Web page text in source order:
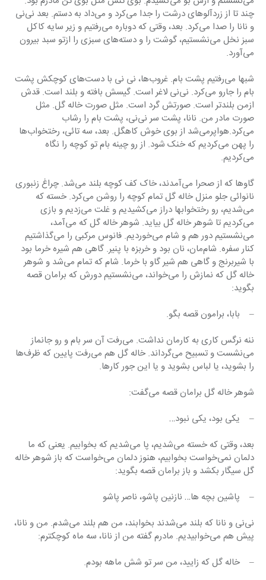
چند تا از زردآلوهای درشت را جدا می‌کرد و می‌داد به دستم. بعد نی‌نی
و نانا را صدا می‌کرد. بعد، وقتی که دوباره می‌رفتیم و زیر سایه کاکل
سبز نخل می‌نشستیم، گوشت را و دسته‌های سبزی را ازتو سبد بیرون
می‌آورد.
شبها می‌رفتیم پشت بام. غروب‌ها، نی نی با دست‌های کوچکش پشت
بام را جارو می‌کرد. نی‌نی لاغر است. گیسش بافته و بلند است. قدش
ازمن بلندتر است. صورتش گرد است. مثل صورت خاله گل. مثل
صورت مادر من. نانا، پشت سر نی‌نی، پشت بام را رشاب
می‌کرد.هواپرمی‌شد از بوی خوش کاهگل. بعد، سه تائی، رختخواب‌ها
را پهن می‌کردیم که خنک شود. از رو چینه بام تو کوچه را نگاه
می‌کردیم.
گاوها که از صحرا می‌آمدند، خاک کف کوچه بلند می‌شد. چراغ زنبوری
نانوائی جلو منزل خاله گل تمام کوچه را روشن می‌کرد. خسته که
می‌شدیم، رو رختخوابها دراز می‌کشیدیم و غلت می‌زدیم و بازی
می‌کردیم تا شوهر خاله گل بیاید. شوهر خاله گل که می‌آمد،
می‌نشستیم دور هم و شام می‌خوردیم. فانوس مرکبی را می‌گذاشتیم
کنار سفره. شام‌مان، نان بود و خربزه با پنیر. گاهی هم شیره خرما بود
با شیربرنج و گاهی هم شیر گاو با خرما. شام که تمام می‌شد و شوهر
خاله گل که نمازش را می‌خواند، می‌نشستیم دورش که برامان قصه
بگوید:
–    بابا، برامون قصه بگو.
ننه نرگس کاری به کارمان نداشت. می‌رفت آن سر بام و رو جانماز
می‌نشست و تسبیح می‌گرداند. خاله گل هم می‌رفت پایین که ظرف‌ها
را بشوید، یا لباس بشوید و یا این جور کارها.
شوهر خاله گل برامان قصه می‌گفت:
–    یکی بود، یکی نبود…
بعد، وقتی که خسته می‌شدیم، پا می‌شدیم که بخوابیم. یعنی که ما
دلمان نمی‌خواست بخوابیم، هنوز دلمان می‌خواست که باز شوهر خاله
گل سیگار بکشد و باز برامان قصه بگوید:
–    پاشین بچه ها… نازنین پاشو، ناصر پاشو
نی‌نی و نانا که بلند می‌شدند بخوابند، من هم بلند می‌شدم. من و نانا،
پیش هم می‌خوابیدیم. مادرم گفته من از نانا، سه ماه کوچکترم:
–    خاله گل که زایید، من سر تو شش ماهه بودم.